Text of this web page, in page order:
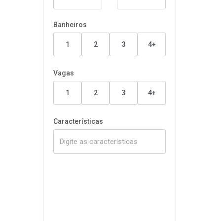
Banheiros
1 2 3 4+
Vagas
1 2 3 4+
Características